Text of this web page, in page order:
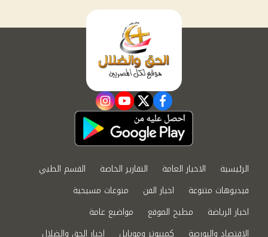
facebook
twitter
youtube
instagram
الرئيسية الاخبار العامة التقارير الخاصة
القسم الطبي
فيديوهات متنوعة
اخبار الفن
منوعات مسيحية
اخبار الرياضة
مطبخ الموقع
مواضيع عامة
الاقتصاد والبورصة
كمبيوتر وموبايل اخبار الحق والضلال